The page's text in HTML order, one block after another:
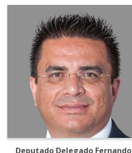
Deputado Delegado Fernando